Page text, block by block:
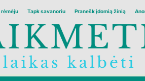
rėmėju Tapk savanoriu Pranešk įdomią žinią